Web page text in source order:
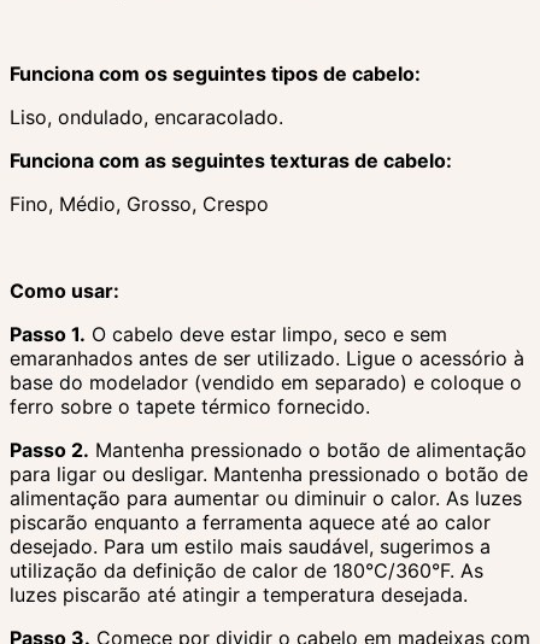
Funciona com os seguintes tipos de cabelo:
Liso, ondulado, encaracolado.
Funciona com as seguintes texturas de cabelo:
Fino, Médio, Grosso, Crespo
Como usar:
Passo 1. O cabelo deve estar limpo, seco e sem
emaranhados antes de ser utilizado. Ligue o acessório à
base do modelador (vendido em separado) e coloque o
ferro sobre o tapete térmico fornecido.
Passo 2. Mantenha pressionado o botão de alimentação
para ligar ou desligar. Mantenha pressionado o botão de
alimentação para aumentar ou diminuir o calor. As luzes
piscarão enquanto a ferramenta aquece até ao calor
desejado. Para um estilo mais saudável, sugerimos a
utilização da definição de calor de 180°C/360°F. As
luzes piscarão até atingir a temperatura desejada.
Passo 3. Comece por dividir o cabelo em madeixas com